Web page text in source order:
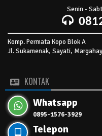
Senin -
Komp. Permata Kopo Blok A
Jl. Sukamenak, Sayati,
KONTAK
Whatsapp
0895-1576-3929
Telepon